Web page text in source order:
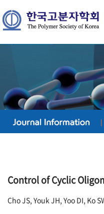
Control of Cyclic
Cho JS, Youk JH, Yoo DI, Ko